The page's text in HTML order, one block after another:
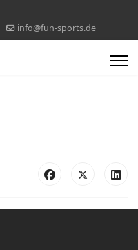
info@fun-sports.de